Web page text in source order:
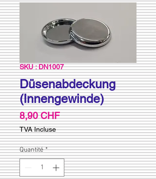
SKU : DN1007
Düsenabdeckung
(Innengewinde)
8,90 CHFPrix
TVA Incluse
Quantité *